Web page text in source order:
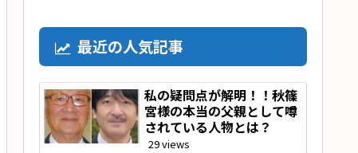
最近の人気記事
私の疑問点が解明！！秋篠
宮様の本当の父親として噂
されている人物とは？
29 views